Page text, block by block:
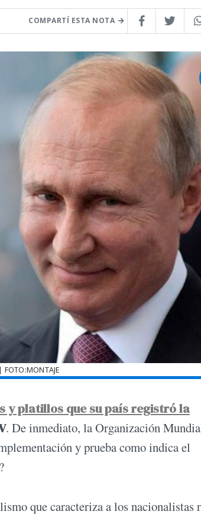
COMPARTÍ ESTA NOTA
y platillos que su país registró la
. De inmediato, la Organización
y prueba como indica el
que caracteriza a los nacionalistas